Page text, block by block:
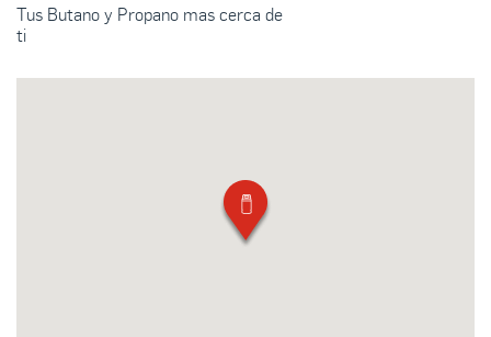
Tus Butano y Propano mas cerca de
ti